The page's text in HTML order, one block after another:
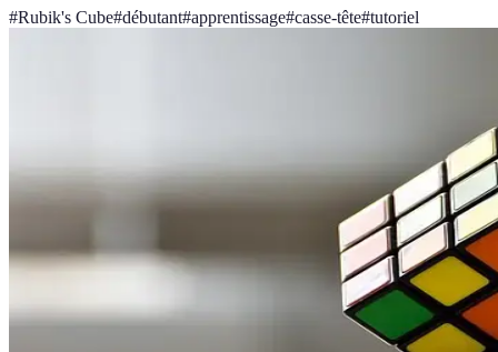
#Rubik's Cube#débutant#apprentissage#casse-tête#tutoriel